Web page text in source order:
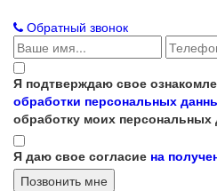
Обратный звонок
Я подтверждаю свое
обработки персональных
обработку моих персональных
Я даю свое согласие на